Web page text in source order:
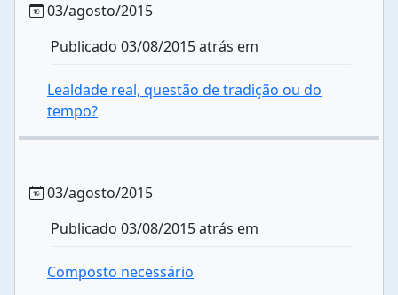
03/agosto/2015
Publicado 03/08/2015 atrás em
Lealdade real, questão de tradição ou do
tempo?
03/agosto/2015
Publicado 03/08/2015 atrás em
Composto necessário